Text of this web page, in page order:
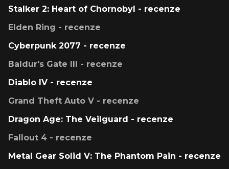
Stalker 2: Heart of Chornobyl - recenze
Elden Ring - recenze
Cyberpunk 2077 - recenze
Baldur's Gate III - recenze
Diablo IV - recenze
Grand Theft Auto V - recenze
Dragon Age: The Veilguard - recenze
Fallout 4 - recenze
Metal Gear Solid V: The Phantom Pain - recenze